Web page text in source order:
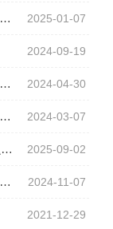
2025-01-07
2024-09-19
2024-04-30
2024-03-07
2025-09-02
2024-11-07
2021-12-29